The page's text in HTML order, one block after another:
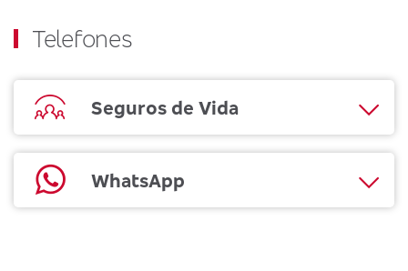
Telefones
Seguros de Vida
WhatsApp